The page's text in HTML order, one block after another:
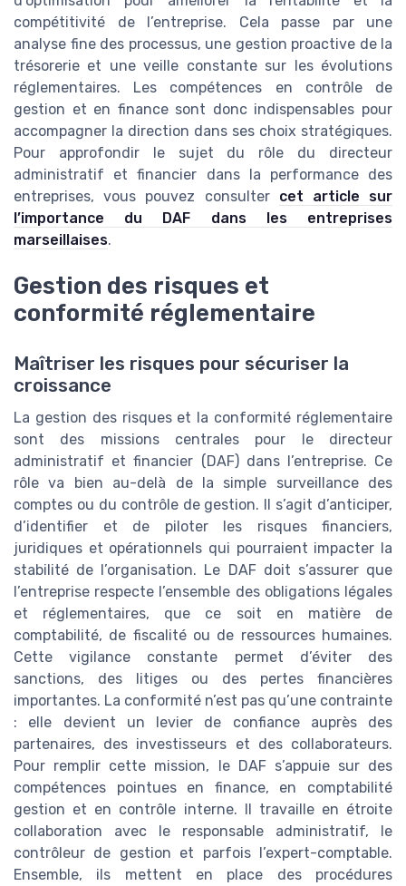
compétitivité de l’entreprise. Cela passe par une
analyse fine des processus, une gestion proactive de la
trésorerie et une veille constante sur les évolutions
réglementaires. Les compétences en contrôle de
gestion et en finance sont donc indispensables pour
accompagner la direction dans ses choix stratégiques.
Pour approfondir le sujet du rôle du directeur
administratif et financier dans la performance des
entreprises, vous pouvez consulter cet article sur
l’importance du DAF dans les entreprises
marseillaises.
Gestion des risques et
conformité réglementaire
Maîtriser les risques pour sécuriser la
croissance
La gestion des risques et la conformité réglementaire
sont des missions centrales pour le directeur
administratif et financier (DAF) dans l’entreprise. Ce
rôle va bien au-delà de la simple surveillance des
comptes ou du contrôle de gestion. Il s’agit d’anticiper,
d’identifier et de piloter les risques financiers,
juridiques et opérationnels qui pourraient impacter la
stabilité de l’organisation. Le DAF doit s’assurer que
l’entreprise respecte l’ensemble des obligations légales
et réglementaires, que ce soit en matière de
comptabilité, de fiscalité ou de ressources humaines.
Cette vigilance constante permet d’éviter des
sanctions, des litiges ou des pertes financières
importantes. La conformité n’est pas qu’une contrainte
: elle devient un levier de confiance auprès des
partenaires, des investisseurs et des collaborateurs.
Pour remplir cette mission, le DAF s’appuie sur des
compétences pointues en finance, en comptabilité
gestion et en contrôle interne. Il travaille en étroite
collaboration avec le responsable administratif, le
contrôleur de gestion et parfois l’expert-comptable.
Ensemble, ils mettent en place des procédures